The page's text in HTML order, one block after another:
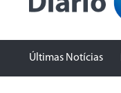
Últimas Notícias